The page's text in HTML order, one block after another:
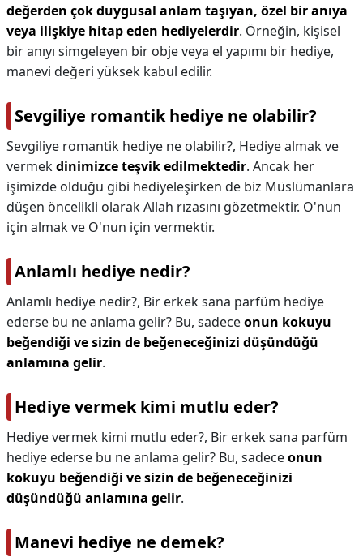
değerden çok duygusal anlam taşıyan, özel bir anıya
veya ilişkiye hitap eden hediyelerdir. Örneğin, kişisel
bir anıyı simgeleyen bir obje veya el yapımı bir hediye,
manevi değeri yüksek kabul edilir.
Sevgiliye romantik hediye ne olabilir?
Sevgiliye romantik hediye ne olabilir?, Hediye almak ve
vermekdinimizce teşvik edilmektedir. Ancak her
işimizde olduğu gibi hediyeleşirken de biz Müslümanlara
düşen öncelikli olarak Allah rızasını gözetmektir. O'nun
için almak ve O'nun için vermektir.
Anlamlı hediye nedir?
Anlamlı hediye nedir?, Bir erkek sana parfüm hediye
ederse bu ne anlama gelir? Bu, sadeceonun kokuyu
beğendiği ve sizin de beğeneceğinizi düşündüğü
anlamına gelir.
Hediye vermek kimi mutlu eder?
Hediye vermek kimi mutlu eder?, Bir erkek sana parfüm
hediye ederse bu ne anlama gelir? Bu, sadeceonun
kokuyu beğendiği ve sizin de beğeneceğinizi
düşündüğü anlamına gelir.
Manevi hediye ne demek?